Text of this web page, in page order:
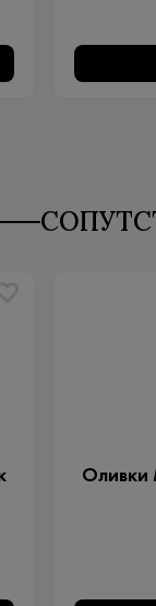
Оливки